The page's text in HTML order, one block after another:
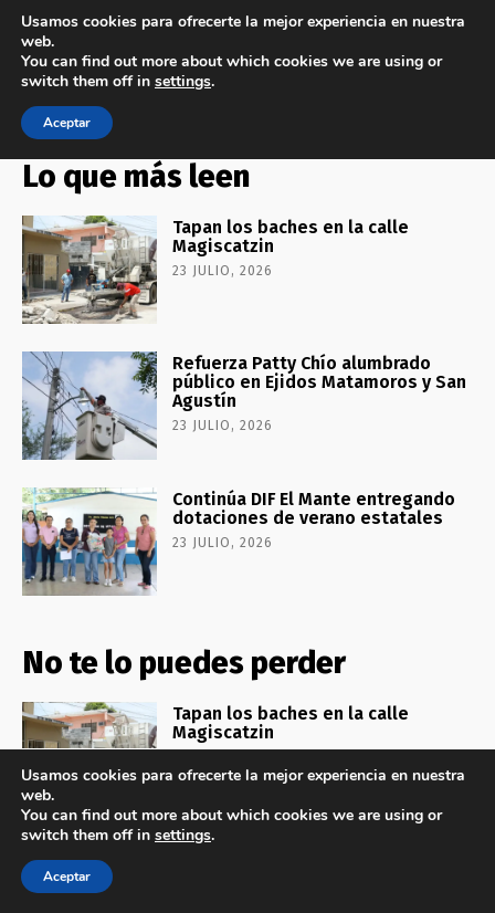
Lo que más leen
Tapan los baches en la calle
Magiscatzin
23 JULIO, 2026
Refuerza Patty Chío alumbrado
público en Ejidos Matamoros y San
Agustín
23 JULIO, 2026
Continúa DIF El Mante entregando
dotaciones de verano estatales
23 JULIO, 2026
No te lo puedes perder
Tapan los baches en la calle
Magiscatzin
Refuerza Patty Chío alumbrado
Usamos cookies para ofrecerte la mejor experiencia en nuestra
web.
You can find out more about which cookies we are using or
switch them off in settings.
Aceptar